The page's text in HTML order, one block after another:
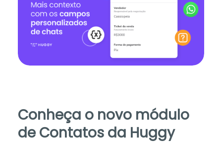
Conheça o novo módulo
de Contatos da Huggy